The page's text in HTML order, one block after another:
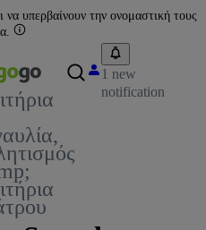
να υπερβαίνουν την ονομαστική τους
1 new
notification